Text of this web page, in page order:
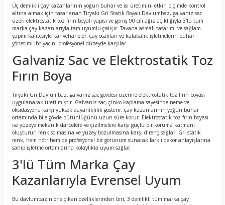
Üç demlikli çay kazanlarının yoğun buhar ve ısı üretimini etkin biçimde kontrol
altına almak için tasarlanan Tiryaki Gri Statik Boyalı Davlumbaz, galvaniz sac
üzeri elektrostatik toz fırın boyalı yapısı ve geniş 90 cm ağız açıklığıyla 3'lü tüm
marka çay kazanlarıyla tam uyumlu çalışır. Tavana asmalı tasarımı ve sağlam
yapım kalitesiyle kahvehaneler, çay ocakları ve kalabalık işletmelerin buhar
yönetimi ihtiyacını profesyonel düzeyde karşılar.
Galvaniz Sac ve Elektrostatik Toz
Fırın Boya
Tiryaki Gri Davlumbaz, galvaniz sac gövdesi üzerine elektrostatik toz fırın boyası
uygulanarak üretilmiştir. Galvaniz sac, çinko kaplama sayesinde neme ve
oksidasyona karşı yüksek dayanıklılık gösterir; çay kazanlarının yoğun buhar
ortamında bile gövde bütünlüğünü uzun süre korur. Elektrostatik toz fırın boyası
ise yüzeye mekanik darbelere ve çizilmelere karşı güçlü bir koruma katmanı
oluşturur; renk solmasına ve yüzey bozulmasına karşı direnç sağlar. Gri statik
renk, hem nötr hem de profesyonel bir görünüm sunarak farklı dekor anlayışlarına
sahip işletme ortamlarına kolaylıkla uyum sağlar.
3'lü Tüm Marka Çay
Kazanlarıyla Evrensel Uyum
Bu davlumbazın öne çıkan özelliklerinden biri, 3 demlikli tüm marka çay